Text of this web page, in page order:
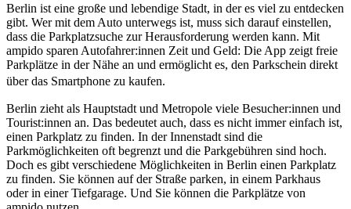
Berlin ist eine große und lebendige Stadt, in der es viel zu entdecken
gibt. Wer mit dem Auto unterwegs ist, muss sich darauf einstellen,
dass die Parkplatzsuche zur Herausforderung werden kann. Mit
ampido sparen Autofahrer:innen Zeit und Geld: Die App zeigt freie
Parkplätze in der Nähe an und ermöglicht es, den Parkschein direkt
über das Smartphone zu kaufen.
Berlin zieht als Hauptstadt und Metropole viele Besucher:innen und
Tourist:innen an. Das bedeutet auch, dass es nicht immer einfach ist,
einen Parkplatz zu finden. In der Innenstadt sind die
Parkmöglichkeiten oft begrenzt und die Parkgebühren sind hoch.
Doch es gibt verschiedene Möglichkeiten in Berlin einen Parkplatz
zu finden. Sie können auf der Straße parken, in einem Parkhaus
oder in einer Tiefgarage. Und Sie können die Parkplätze von